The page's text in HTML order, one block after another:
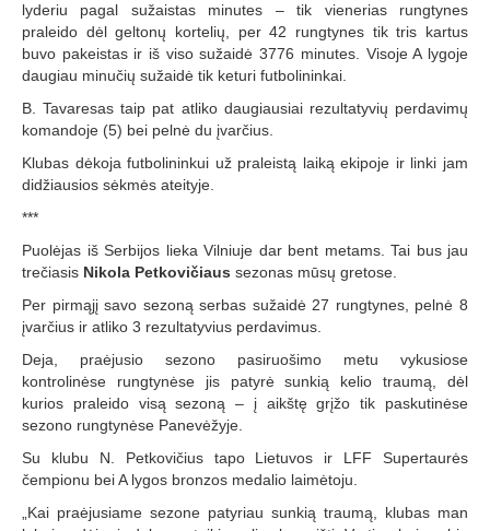
lyderiu pagal sužaistas minutes – tik vienerias rungtynes
praleido dėl geltonų kortelių, per 42 rungtynes tik tris kartus
buvo pakeistas ir iš viso sužaidė 3776 minutes. Visoje A lygoje
daugiau minučių sužaidė tik keturi futbolininkai.
B. Tavaresas taip pat atliko daugiausiai rezultatyvių perdavimų
komandoje (5) bei pelnė du įvarčius.
Klubas dėkoja futbolininkui už praleistą laiką ekipoje ir linki jam
didžiausios sėkmės ateityje.
***
Puolėjas iš Serbijos lieka Vilniuje dar bent metams. Tai bus jau
trečiasis Nikola Petkovičiaus sezonas mūsų gretose.
Per pirmąjį savo sezoną serbas sužaidė 27 rungtynes, pelnė 8
įvarčius ir atliko 3 rezultatyvius perdavimus.
Deja, praėjusio sezono pasiruošimo metu vykusiose
kontrolinėse rungtynėse jis patyrė sunkią kelio traumą, dėl
kurios praleido visą sezoną – į aikštę grįžo tik paskutinėse
sezono rungtynėse Panevėžyje.
Su klubu N. Petkovičius tapo Lietuvos ir LFF Supertaurės
čempionu bei A lygos bronzos medalio laimėtoju.
„Kai praėjusiame sezone patyriau sunkią traumą, klubas man